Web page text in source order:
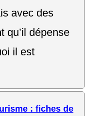
avec des
qu’il dépense
il est
: fiches de